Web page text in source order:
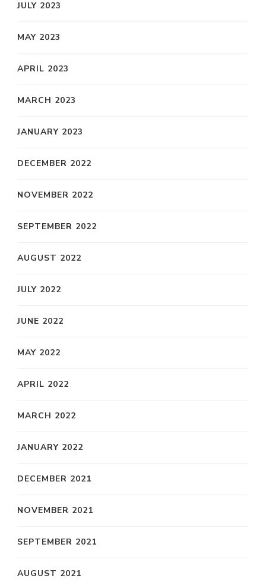
JULY 2023
MAY 2023
APRIL 2023
MARCH 2023
JANUARY 2023
DECEMBER 2022
NOVEMBER 2022
SEPTEMBER 2022
AUGUST 2022
JULY 2022
JUNE 2022
MAY 2022
APRIL 2022
MARCH 2022
JANUARY 2022
DECEMBER 2021
NOVEMBER 2021
SEPTEMBER 2021
AUGUST 2021